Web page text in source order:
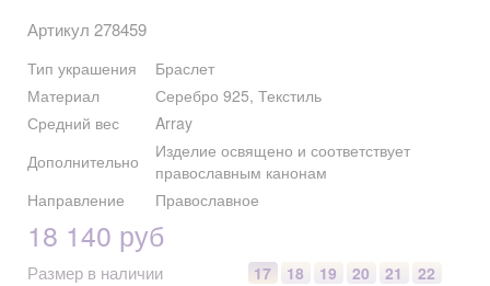
Артикул 278459
Тип украшения
Браслет
Материал
Серебро 925, Текстиль
Средний вес
Array
Дополнительно
Изделие освящено и соответствует
православным канонам
Направление
Православное
18 140 руб
Размер в наличии
17 18 19 20 21
22